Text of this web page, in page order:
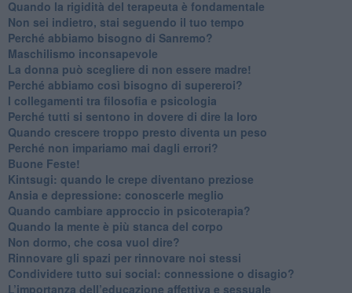
​Quando la rigidità del terapeuta è fondamentale
​Non sei indietro, stai seguendo il tuo tempo
​Perché abbiamo bisogno di Sanremo?
​Maschilismo inconsapevole
​La donna può scegliere di non essere madre!
​Perché abbiamo così bisogno di supereroi?
​I collegamenti tra filosofia e psicologia
​Perché tutti si sentono in dovere di dire la loro
​Quando crescere troppo presto diventa un peso
​Perché non impariamo mai dagli errori?
​Buone Feste!
​Kintsugi: quando le crepe diventano preziose
Ansia e depressione: conoscerle meglio
Quando cambiare approccio in psicoterapia?
​Quando la mente è più stanca del corpo
Non dormo, che cosa vuol dire?
​Rinnovare gli spazi per rinnovare noi stessi
​Condividere tutto sui social: connessione o disagio?
​L’importanza dell’educazione affettiva e sessuale